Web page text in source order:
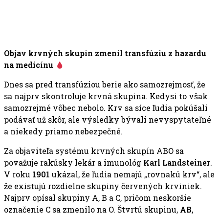
Objav krvných skupín zmenil transfúziu z hazardu
na medicínu
Dnes sa pred transfúziou berie ako samozrejmosť, že
sa najprv skontroluje krvná skupina. Kedysi to však
samozrejmé vôbec nebolo. Krv sa síce ľudia pokúšali
podávať už skôr, ale výsledky bývali nevyspytateľné
a niekedy priamo nebezpečné.
Za objaviteľa systému krvných skupín ABO sa
považuje rakúsky lekár a imunológ Karl Landsteiner.
V roku 1901 ukázal, že ľudia nemajú „rovnakú krv“, ale
že existujú rozdielne skupiny červených krviniek.
Najprv opísal skupiny A, B a C, pričom neskoršie
označenie C sa zmenilo na O. Štvrtú skupinu, AB,